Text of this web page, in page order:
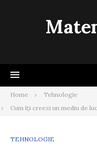
Home
Tehnologie
Cum îți creezi un mediu de
TEHNOLOGIE